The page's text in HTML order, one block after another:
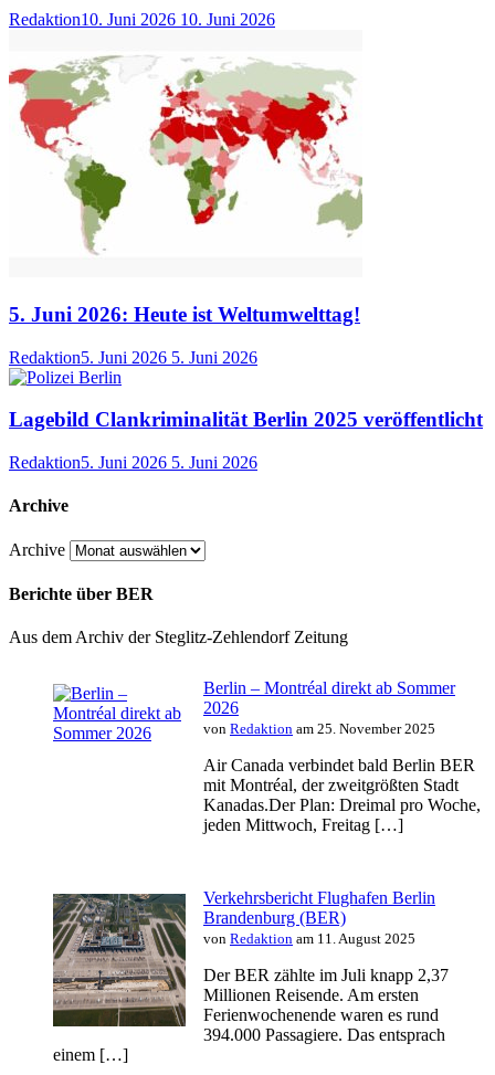
Redaktion10. Juni 2026 10. Juni 2026
5. Juni 2026: Heute ist Weltumwelttag!
Redaktion5. Juni 2026 5. Juni 2026
Lagebild Clankriminalität Berlin 2025 veröffentlicht
Redaktion5. Juni 2026 5. Juni 2026
Archive
Archive
Berichte über BER
Aus dem Archiv der Steglitz-Zehlendorf Zeitung
Berlin – Montréal direkt ab Sommer
2026
von Redaktion am 25. November 2025
Air Canada verbindet bald Berlin BER
mit Montréal, der zweitgrößten Stadt
Kanadas.Der Plan: Dreimal pro Woche,
jeden Mittwoch, Freitag […]
Verkehrsbericht Flughafen Berlin
Brandenburg (BER)
von Redaktion am 11. August 2025
Der BER zählte im Juli knapp 2,37
Millionen Reisende. Am ersten
Ferienwochenende waren es rund
394.000 Passagiere. Das entsprach
einem […]